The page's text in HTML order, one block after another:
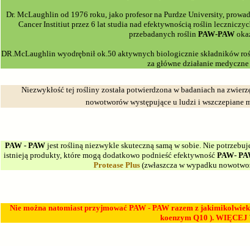
Dr. McLaughlin od 1976 roku, jako profesor na Purdze University,
Cancer Institiut przez 6 lat studia nad efektywnością roślin
przebadanych roślin PAW-PAW
DR.McLaughlin wyodrębnił ok.50 aktywnych biologicznie składników
za główne działanie medyczne
Niezwykłość tej rośliny została potwierdzona w badaniach na
nowotworów występujące u ludzi i wszczepiane
PAW - PAWjest rośliną niezwykle skuteczną samą w sobie. Nie
istnieją produkty, które mogą dodatkowo podnieść efektywność PAW-
Protease Plus (zwłaszcza w wypadku
Nie można natomiast przyjmować PAW - PAW razem z
koenzym Q10 ). WIĘCEJ